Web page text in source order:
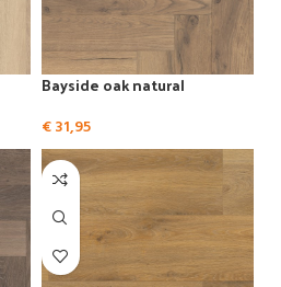
Bayside oak natural
€31,95